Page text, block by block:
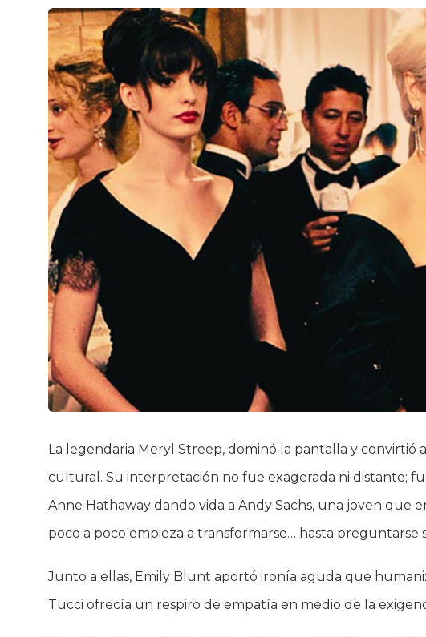
La legendaria Meryl Streep, dominó la pantalla y convirtió
cultural. Su interpretación no fue exagerada ni distante;
Anne Hathaway dando vida a Andy Sachs, una joven que
poco a poco empieza a transformarse… hasta preguntarse
Junto a ellas, Emily Blunt aportó ironía aguda que
Tucci ofrecía un respiro de empatía en medio de la